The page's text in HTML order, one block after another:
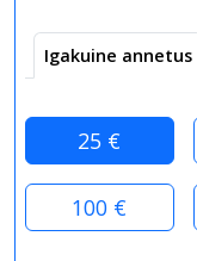
Igakuine annetus
25 €
100 €